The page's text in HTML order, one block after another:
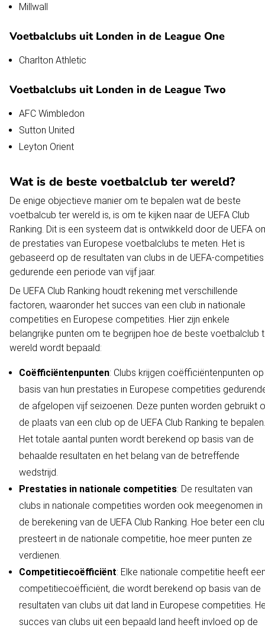
Millwall
Voetbalclubs uit Londen in de League One
Charlton Athletic
Voetbalclubs uit Londen in de League Two
AFC Wimbledon
Sutton United
Leyton Orient
Wat is de beste voetbalclub ter wereld?
De enige objectieve manier om te bepalen wat de beste
voetbalcub ter wereld is, is om te kijken naar de UEFA Club
Ranking. Dit is een systeem dat is ontwikkeld door de UEFA
de prestaties van Europese voetbalclubs te meten. Het is
gebaseerd op de resultaten van clubs in de UEFA-competities
gedurende een periode van vijf jaar.
De UEFA Club Ranking houdt rekening met verschillende
factoren, waaronder het succes van een club in nationale
competities en Europese competities. Hier zijn enkele
belangrijke punten om te begrijpen hoe de beste voetbalclub
wereld wordt bepaald:
Coëfficiëntenpunten: Clubs krijgen coëfficiëntenpunten op
basis van hun prestaties in Europese competities
de afgelopen vijf seizoenen. Deze punten worden gebruikt
de plaats van een club op de UEFA Club Ranking te bepalen.
Het totale aantal punten wordt berekend op basis van de
behaalde resultaten en het belang van de betreffende
wedstrijd.
Prestaties in nationale competities: De resultaten van
clubs in nationale competities worden ook meegenomen in
de berekening van de UEFA Club Ranking. Hoe beter een
presteert in de nationale competitie, hoe meer punten ze
verdienen.
Competitiecoëfficiënt: Elke nationale competitie heeft
competitiecoëfficiënt, die wordt berekend op basis van de
resultaten van clubs uit dat land in Europese competities.
succes van clubs uit een bepaald land heeft invloed op de